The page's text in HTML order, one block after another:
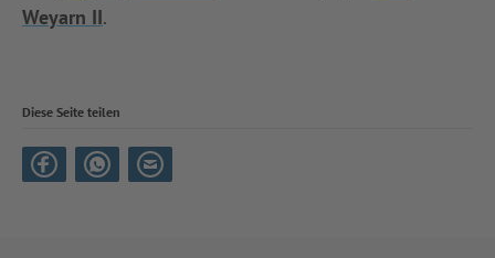
Weyarn II.
Diese Seite teilen